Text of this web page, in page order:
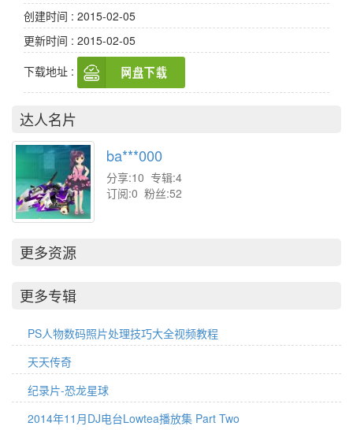
创建时间 : 2015-02-05
更新时间 : 2015-02-05
下载地址 :
达人名片
ba***000
分享:10 专辑:4
订阅:0 粉丝:52
更多资源
更多专辑
PS人物数码照片处理技巧大全视频教程
天天传奇
纪录片-恐龙星球
2014年11月DJ电台Lowtea播放集 Part Two